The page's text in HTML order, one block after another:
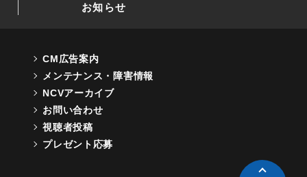
お知らせ
CM広告案内
メンテナンス・障害情報
NCVアーカイブ
お問い合わせ
視聴者投稿
プレゼント応募